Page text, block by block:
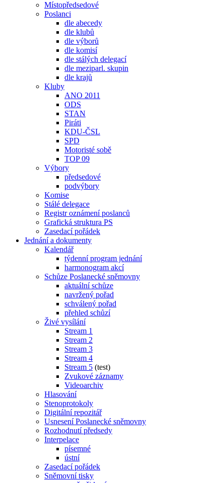
Místopředsedové
Poslanci
dle abecedy
dle klubů
dle výborů
dle komisí
dle stálých delegací
dle meziparl. skupin
dle krajů
Kluby
ANO 2011
ODS
STAN
Piráti
KDU-ČSL
SPD
Motoristé sobě
TOP 09
Výbory
předsedové
podvýbory
Komise
Stálé delegace
Registr oznámení poslanců
Grafická struktura PS
Zasedací pořádek
Jednání a dokumenty
Kalendář
týdenní program jednání
harmonogram akcí
Schůze Poslanecké sněmovny
aktuální schůze
navržený pořad
schválený pořad
přehled schůzí
Živé vysílání
Stream 1
Stream 2
Stream 3
Stream 4
Stream 5 (test)
Zvukové záznamy
Videoarchiv
Hlasování
Stenoprotokoly
Digitální repozitář
Usnesení Poslanecké sněmovny
Rozhodnutí předsedy
Interpelace
písemné
ústní
Zasedací pořádek
Sněmovní tisky